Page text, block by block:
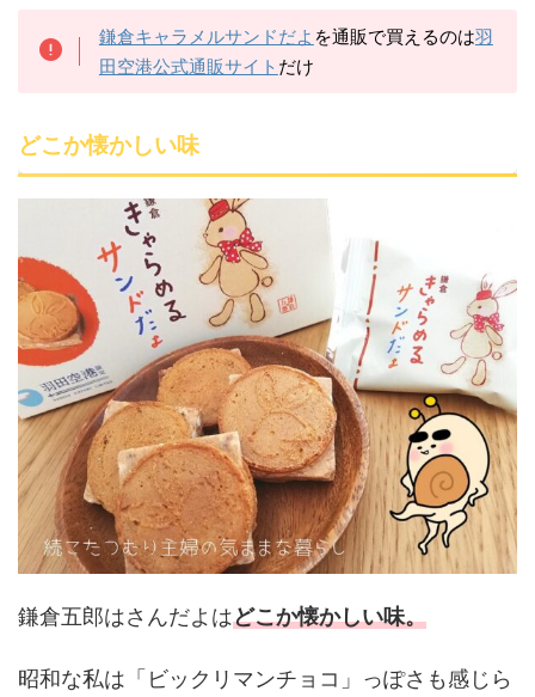
鎌倉キャラメルサンドだよ を通販で買えるのは羽
田空港公式通販サイト だけ
どこか懐かしい味
鎌倉五郎はさんだよはどこか懐かしい味。
昭和な私は「ビックリマンチョコ」っぽさも感じら